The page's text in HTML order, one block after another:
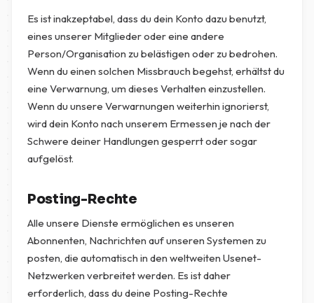
Es ist inakzeptabel, dass du dein Konto dazu benutzt,
eines unserer Mitglieder oder eine andere
Person/Organisation zu belästigen oder zu bedrohen.
Wenn du einen solchen Missbrauch begehst, erhältst du
eine Verwarnung, um dieses Verhalten einzustellen.
Wenn du unsere Verwarnungen weiterhin ignorierst,
wird dein Konto nach unserem Ermessen je nach der
Schwere deiner Handlungen gesperrt oder sogar
aufgelöst.
Posting-Rechte
Alle unsere Dienste ermöglichen es unseren
Abonnenten, Nachrichten auf unseren Systemen zu
posten, die automatisch in den weltweiten Usenet-
Netzwerken verbreitet werden. Es ist daher
erforderlich, dass du deine Posting-Rechte